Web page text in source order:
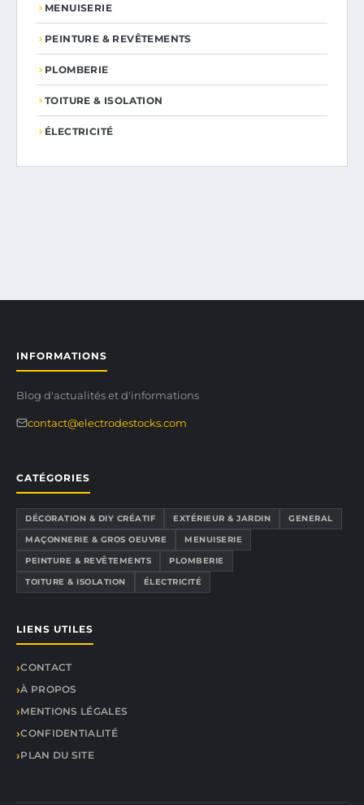
MENUISERIE
PEINTURE & REVÊTEMENTS
PLOMBERIE
TOITURE & ISOLATION
ÉLECTRICITÉ
INFORMATIONS
Blog d'actualités et d'informations
contact@electrodestocks.com
CATÉGORIES
DÉCORATION & DIY CRÉATIF EXTÉRIEUR & JARDIN
GENERAL
MAÇONNERIE & GROS OEUVRE
MENUISERIE
PEINTURE & REVÊTEMENTS
PLOMBERIE
TOITURE & ISOLATION
ÉLECTRICITÉ
LIENS UTILES
CONTACT
À PROPOS
MENTIONS LÉGALES
CONFIDENTIALITÉ
PLAN DU SITE